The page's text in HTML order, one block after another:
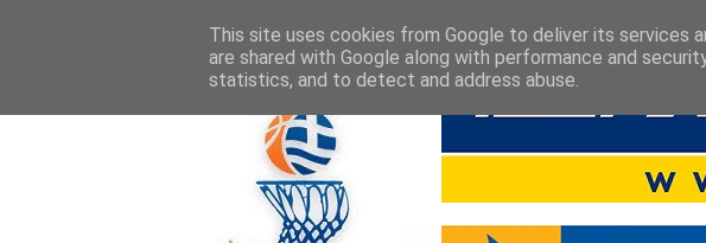
This site uses cookies from Google to deliver its services
are shared with Google along with performance and
statistics, and to detect and address abuse.